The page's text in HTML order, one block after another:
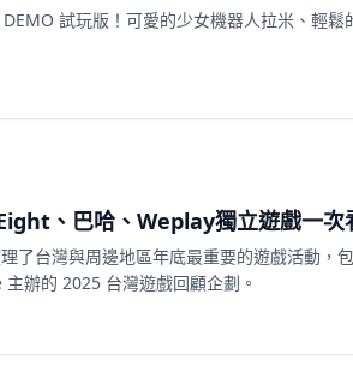
試玩版！可愛的少女機器人拉米、輕鬆
、巴哈、Weplay獨立遊戲一次
了台灣與周邊地區年底最重要的遊戲活動，
辦的 2025 台灣遊戲回顧企劃。